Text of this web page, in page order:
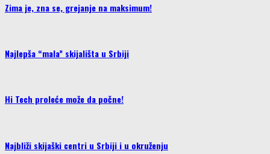
Zima je, zna se, grejanje na maksimum!
Najlepša “mala” skijališta u Srbiji
Hi Tech proleće može da počne!
Najbliži skijaški centri u Srbiji i u okruženju